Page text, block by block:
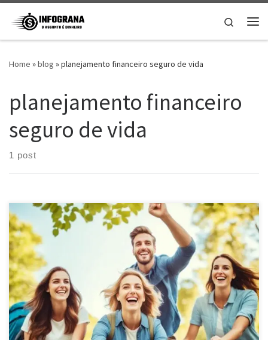
Skip to content
Search
Home »blog »planejamento financeiro seguro de vida
planejamento financeiro
seguro de vida
1 post
Descubra como encontrar um seguro de vida barato que proteja
você e sua família. Compare opções, economize e garanta
tranquilidade financeira com cobertura acessível.